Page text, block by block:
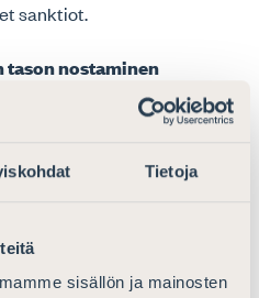
Tietoja
sisällön ja mainosten
sanktiot.
tason nostaminen
rekrytointiprosessin
mm. suositusten
tarvittaessa
metodologioista,